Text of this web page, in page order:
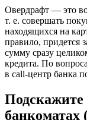
Овердрафт — это
т. е. совершать
находящихся на
правило, придется
сумму сразу
кредита. По
в call-центр банка
Подскажите
банкоматах